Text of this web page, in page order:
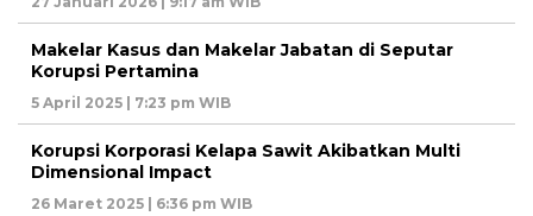
Makelar Kasus dan Makelar Jabatan di Seputar
Korupsi Pertamina
5 April 2025 | 7:23 pm WIB
Korupsi Korporasi Kelapa Sawit Akibatkan Multi
Dimensional Impact
26 Maret 2025 | 6:36 pm WIB